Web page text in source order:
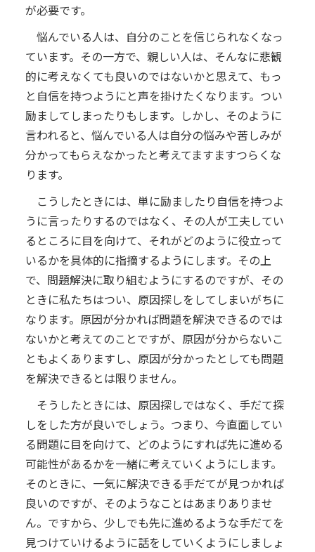
が必要です。
悩んでいる人は、自分のことを信じられなくなっ
ています。その一方で、親しい人は、そんなに悲観
的に考えなくても良いのではないかと思えて、もっ
と自信を持つようにと声を掛けたくなります。つい
励ましてしまったりもします。しかし、そのように
言われると、悩んでいる人は自分の悩みや苦しみが
分かってもらえなかったと考えてますますつらくな
ります。
こうしたときには、単に励ましたり自信を持つよ
うに言ったりするのではなく、その人が工夫してい
るところに目を向けて、それがどのように役立って
いるかを具体的に指摘するようにします。その上
で、問題解決に取り組むようにするのですが、その
ときに私たちはつい、原因探しをしてしまいがちに
なります。原因が分かれば問題を解決できるのでは
ないかと考えてのことですが、原因が分からないこ
ともよくありますし、原因が分かったとしても問題
を解決できるとは限りません。
そうしたときには、原因探しではなく、手だて探
しをした方が良いでしょう。つまり、今直面してい
る問題に目を向けて、どのようにすれば先に進める
可能性があるかを一緒に考えていくようにします。
そのときに、一気に解決できる手だてが見つかれば
良いのですが、そのようなことはあまりありませ
ん。ですから、少しでも先に進めるような手だてを
見つけていけるように話をしていくようにしましょ